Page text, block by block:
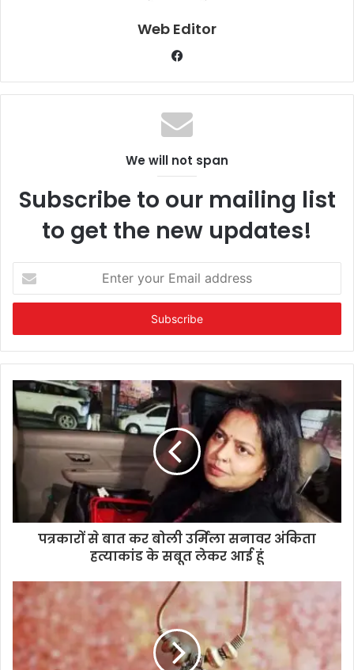
Web Editor
Facebook
We will not span
Subscribe to our mailing list
to get the new updates!
your
Email
पत्रकारों से बात कर बोली उर्मिला सनावर अंकिता
हत्याकांड के सबूत लेकर आई हूं